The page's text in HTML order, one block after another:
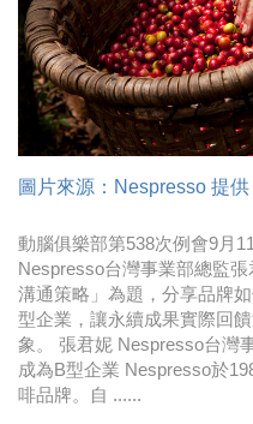
圖片來源：Nespresso 提供
動腦俱樂部第538次例會9月
Nespresso台灣事業部總監
溝通策略」為題，分享品牌
型企業，讓永續成果實際回
象。 張君妮 Nespresso台灣
成為B型企業 Nespresso於
啡品牌。自 ......
台灣百事食品 注重品牌
黃麗萍：媒體代理商有
牛恆泰：媒體產業蛻變